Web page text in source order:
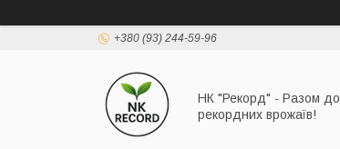
+380 (93) 244-59-96
НК "Рекорд" - Разом до
рекордних врожаїв!